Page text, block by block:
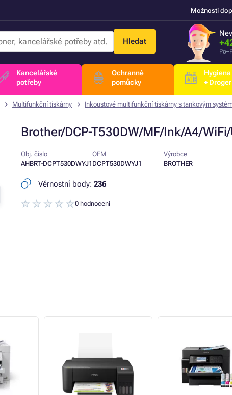
Možnosti
Hledat
Kancelářské
potřeby
Ochranné
pomůcky
Hygiena
+
Multifunkční tiskárny Inkoustové multifunkční tiskárny s tankovým
Brother/DCP-T530DW/MF/Ink/A4/WiFi/
Obj. číslo
AHBRT-DCPT530DWYJ1
OEM
DCPT530DWYJ1
Výrobce
BROTHER
Věrnostní body: 236
0 hodnocení